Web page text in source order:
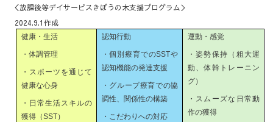
＜放課後等デイサービスきぼうの木支援プログラム＞
2024.9.1作成
健康・生活
・体調管理
・スポーツを通じて
健康な心身
・日常生活スキルの
獲得（SST）
認知行動
・個別療育でのSSTや
認知機能の発達支援
・グループ療育での協
調性、関係性の構築
・こだわりへの対応
運動・感覚
・姿勢保持（粗大運
動、体幹トレーニン
グ）
・スムーズな日常動
作の獲得